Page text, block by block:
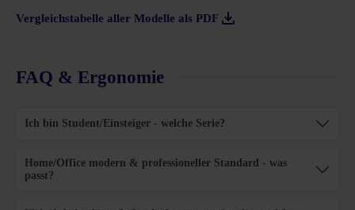
Vergleichstabelle aller Modelle als PDF
FAQ & Ergonomie
Ich bin Student/Einsteiger - welche Serie?
Home/Office modern & professioneller Standard - was
passt?